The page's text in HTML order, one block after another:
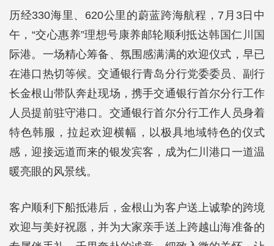
历经330海里、620公里的蔚蓝跨海航程，7月3日中
午，“交心惠养”理想号康养邮轮顺利抵达韩国仁川国
际港。一场精心筹备、氛围感满满的欢迎仪式，早已
在港口热切等候。交通银行青岛分行党委委员、副行
长金根山带队奔赴现场，携手交通银行首尔分行工作
人员提前驻守港口。交通银行首尔分行工作人员身着
特色韩服，拉起欢迎横幅，以极具地域特色的仪式
感，迎接远道而来的银发宾客，成为仁川港口一道温
暖亮眼的风景线。
客户顺利下船抵港后，金根山为客户送上诚挚的跨境
欢迎与美好祝愿，并为大家亲手送上跨越山海准备的